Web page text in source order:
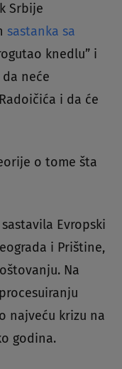
Srbije
sastanka sa
knedlu” i
neće
i da će
o tome šta
Evropski
i Prištine,
Na
najveću krizu na
godina.